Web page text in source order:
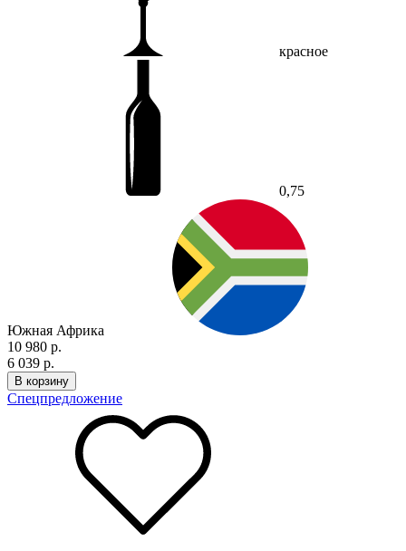
красное
0,75
Южная Африка
10 980 р.
6 039 р.
В корзину
Спецпредложение